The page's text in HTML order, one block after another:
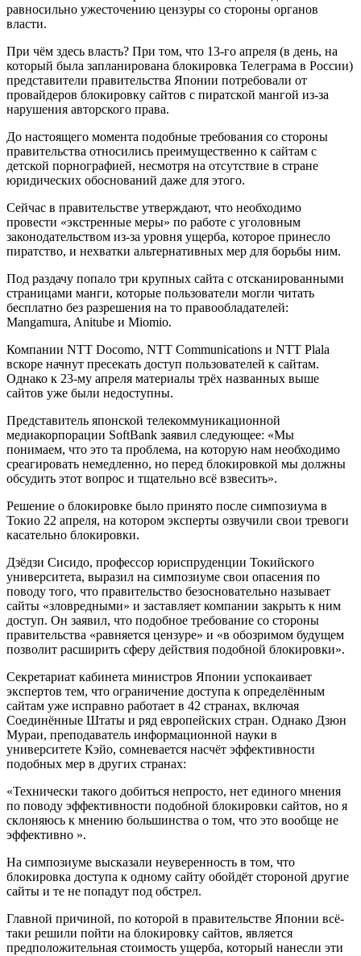
равносильно ужесточению цензуры со стороны органов
власти.
При чём здесь власть? При том, что 13-го апреля (в день, на
который была запланирована блокировка Телеграма в России)
представители правительства Японии потребовали от
провайдеров блокировку сайтов с пиратской мангой из-за
нарушения авторского права.
До настоящего момента подобные требования со стороны
правительства относились преимущественно к сайтам с
детской порнографией, несмотря на отсутствие в стране
юридических обоснований даже для этого.
Сейчас в правительстве утверждают, что необходимо
провести «экстренные меры» по работе с уголовным
законодательством из-за уровня ущерба, которое принесло
пиратство, и нехватки альтернативных мер для борьбы ним.
Под раздачу попало три крупных сайта с отсканированными
страницами манги, которые пользователи могли читать
бесплатно без разрешения на то правообладателей:
Mangamura, Anitube и Miomio.
Компании NTT Docomo, NTT Communications и NTT Plala
вскоре начнут пресекать доступ пользователей к сайтам.
Однако к 23-му апреля материалы трёх названных выше
сайтов уже были недоступны.
Представитель японской телекоммуникационной
медиакорпорации SoftBank заявил следующее: «Мы
понимаем, что это та проблема, на которую нам необходимо
среагировать немедленно, но перед блокировкой мы должны
обсудить этот вопрос и тщательно всё взвесить».
Решение о блокировке было принято после симпозиума в
Токио 22 апреля, на котором эксперты озвучили свои тревоги
касательно блокировки.
Дзёдзи Сисидо, профессор юриспруденции Токийского
университета, выразил на симпозиуме свои опасения по
поводу того, что правительство безосновательно называет
сайты «зловредными» и заставляет компании закрыть к ним
доступ. Он заявил, что подобное требование со стороны
правительства «равняется цензуре» и «в обозримом будущем
позволит расширить сферу действия подобной блокировки».
Секретариат кабинета министров Японии успокаивает
экспертов тем, что ограничение доступа к определённым
сайтам уже исправно работает в 42 странах, включая
Соединённые Штаты и ряд европейских стран. Однако Дзюн
Мураи, преподаватель информационной науки в
университете Кэйо, сомневается насчёт эффективности
подобных мер в других странах:
«Технически такого добиться непросто, нет единого мнения
по поводу эффективности подобной блокировки сайтов, но я
склоняюсь к мнению большинства о том, что это вообще не
эффективно ».
На симпозиуме высказали неуверенность в том, что
блокировка доступа к одному сайту обойдёт стороной другие
сайты и те не попадут под обстрел.
Главной причиной, по которой в правительстве Японии всё-
таки решили пойти на блокировку сайтов, является
предположительная стоимость ущерба, который нанесли эти